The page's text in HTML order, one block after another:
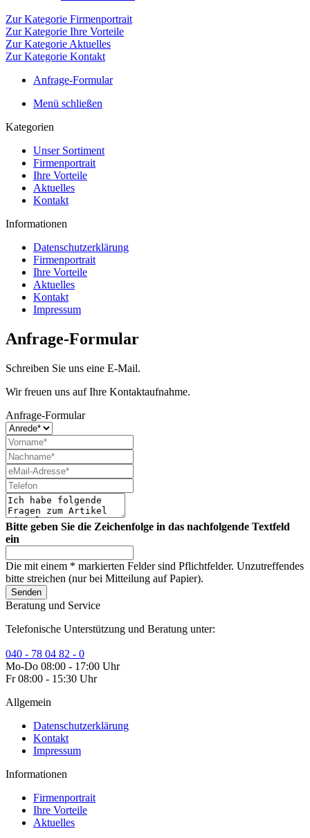
Zur Kategorie Firmenportrait
Zur Kategorie Ihre Vorteile
Zur Kategorie Aktuelles
Zur Kategorie Kontakt
Anfrage-Formular
Menü schließen
Kategorien
Unser Sortiment
Firmenportrait
Ihre Vorteile
Aktuelles
Kontakt
Informationen
Datenschutzerklärung
Firmenportrait
Ihre Vorteile
Aktuelles
Kontakt
Impressum
Anfrage-Formular
Schreiben Sie uns eine E-Mail.
Wir freuen uns auf Ihre Kontaktaufnahme.
Anfrage-Formular
Bitte geben Sie die Zeichenfolge in das nachfolgende Textfeld
ein
Die mit einem * markierten Felder sind Pflichtfelder. Unzutreffendes
bitte streichen (nur bei Mitteilung auf Papier).
Senden
Beratung und Service
Telefonische Unterstützung und Beratung unter:
040 - 78 04 82 - 0
Mo-Do 08:00 - 17:00 Uhr
Fr 08:00 - 15:30 Uhr
Allgemein
Datenschutzerklärung
Kontakt
Impressum
Informationen
Firmenportrait
Ihre Vorteile
Aktuelles